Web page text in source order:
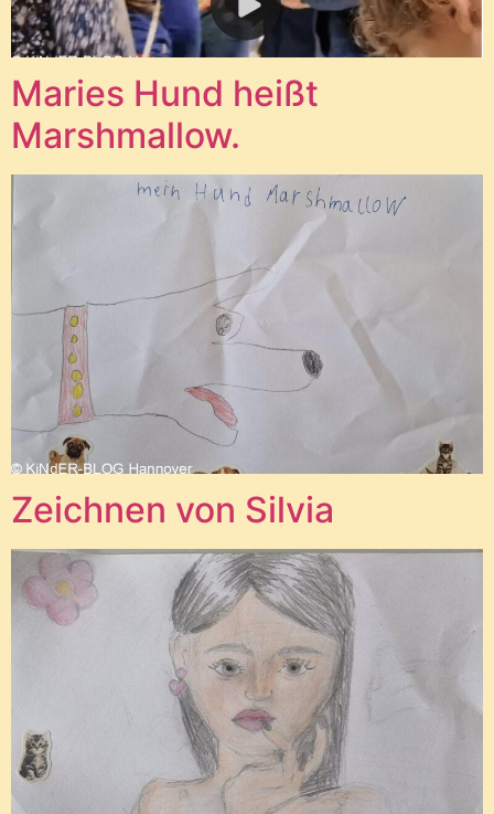
Maries Hund heißt
Marshmallow.
Zeichnen von Silvia